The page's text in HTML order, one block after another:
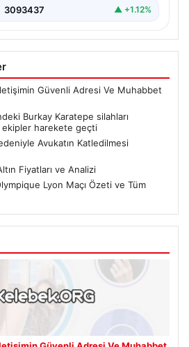
3093437 ▲ +1.12%
Güvenli Adresi Ve Muhabbet
Burkay Karatepe silahları
harekete geçti
Avukatın Katledilmesi
Fiyatları ve Analizi
Lyon Maçı Özeti ve Tüm